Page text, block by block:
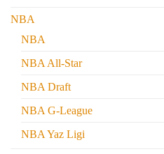
NBA
NBA
NBA All-Star
NBA Draft
NBA G-League
NBA Yaz Ligi